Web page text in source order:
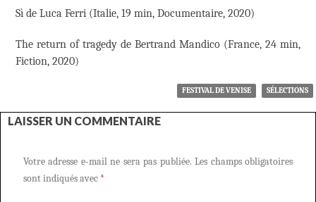
Sì de Luca Ferri (Italie, 19 min, Documentaire, 2020)
The return of tragedy de Bertrand Mandico (France, 24 min,
Fiction, 2020)
FESTIVAL DE VENISE SÉLECTIONS
LAISSER UN COMMENTAIRE
Votre adresse e-mail ne sera pas publiée. Les champs obligatoires
sont indiqués avec *